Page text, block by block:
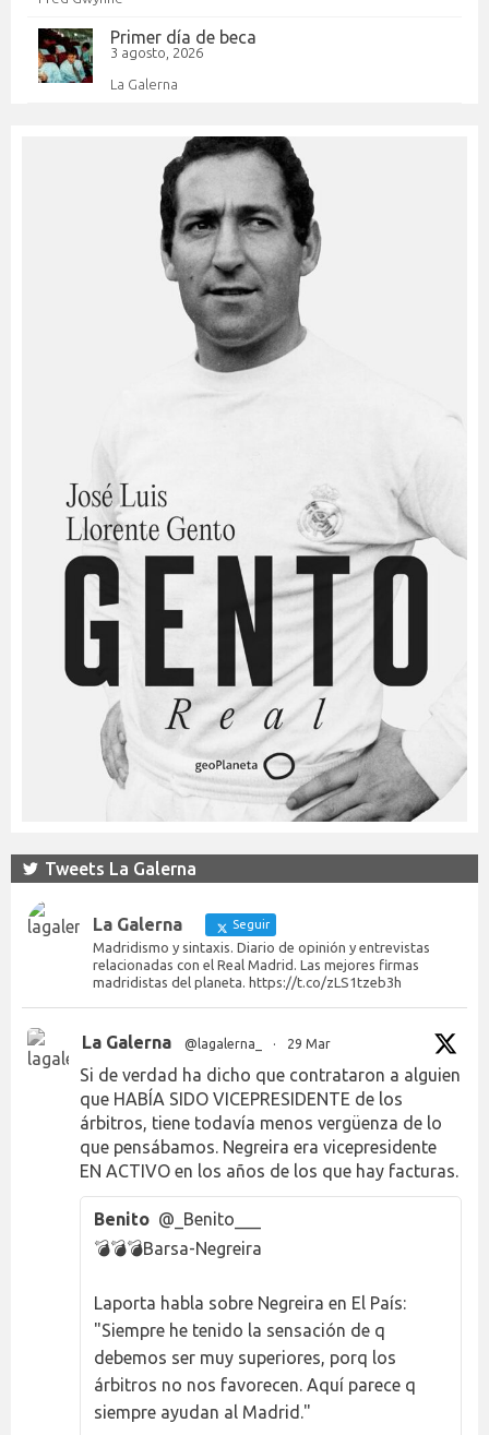
Primer día de beca
3 agosto, 2026
La Galerna
Tweets La Galerna
La Galerna Seguir
Madridismo y sintaxis. Diario de opinión y entrevistas
relacionadas con el Real Madrid. Las mejores firmas
madridistas del planeta. https://t.co/zLS1tzeb3h
La Galerna @lagalerna_ · 29 Mar
Si de verdad ha dicho que contrataron a alguien
que HABÍA SIDO VICEPRESIDENTE de los
árbitros, tiene todavía menos vergüenza de lo
que pensábamos. Negreira era vicepresidente
EN ACTIVO en los años de los que hay facturas.
Benito @_Benito___
💣💣💣Barsa-Negreira
Laporta habla sobre Negreira en El País:
"Siempre he tenido la sensación de q
debemos ser muy superiores, porq los
árbitros no nos favorecen. Aquí parece q
siempre ayudan al Madrid."